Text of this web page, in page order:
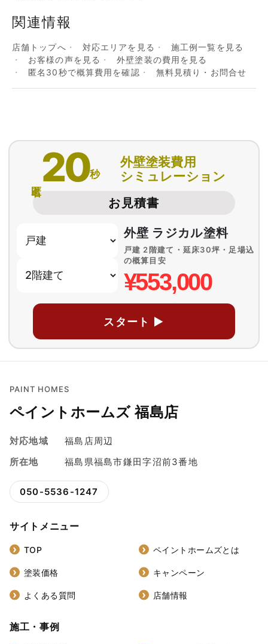
関連情報
店舗トップへ 対応エリアを見る
施工例一覧を見る
お客様の声を見る
外壁塗装の費用を見る
匿名30秒で概算費用を確認
無料見積り・お問合せ
20秒
外壁塗装費用
シミュレーション
お見積書
外壁 ラジカル塗料
戸建 2階建て・延床30坪・足場込
の概算目安
¥553,000
スタート ▶
PAINT HOMES
ペイントホームズ 福島店
対応地域
福島店周辺
所在地
福島県福島市鎌田字沼前3番地
050-5536-1247
サイトメニュー
TOP ペイントホームズとは
塗装価格 キャンペーン
よくある質問 店舗情報
施工・事例